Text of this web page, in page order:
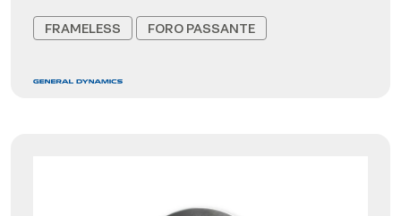
FRAMELESS FORO PASSANTE